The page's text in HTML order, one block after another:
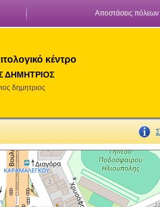
Αποστάσεις πόλεων
κέντρο
ΔΗΜΗΤΡΙΟΣ
δημητριος